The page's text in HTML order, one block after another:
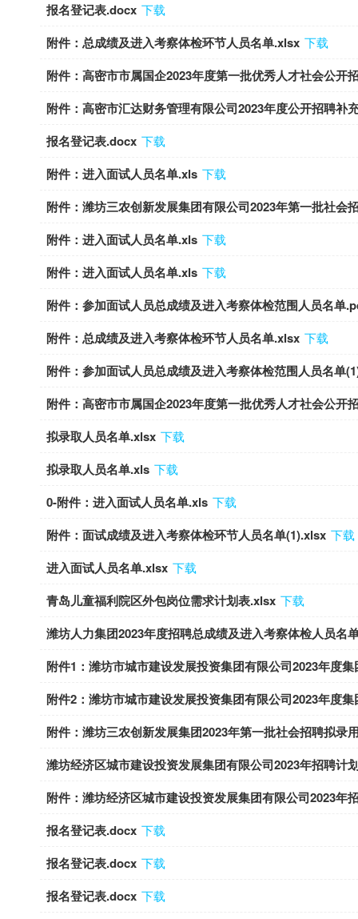
报名登记表.docx 下载
附件：总成绩及进入考察体检环节人员名单.xlsx 下载
附件：高密市市属国企2023年度第一批优秀人才社会公开
附件：高密市汇达财务管理有限公司2023年度公开招聘补
报名登记表.docx 下载
附件：进入面试人员名单.xls 下载
附件：潍坊三农创新发展集团有限公司2023年第一批社会
附件：进入面试人员名单.xls 下载
附件：进入面试人员名单.xls 下载
附件：参加面试人员总成绩及进入考察体检范围人员名单
附件：总成绩及进入考察体检环节人员名单.xlsx 下载
附件：参加面试人员总成绩及进入考察体检范围人员名单
附件：高密市市属国企2023年度第一批优秀人才社会公开
拟录取人员名单.xlsx 下载
拟录取人员名单.xls 下载
0-附件：进入面试人员名单.xls 下载
附件：面试成绩及进入考察体检环节人员名单(1).xlsx 下载
进入面试人员名单.xlsx 下载
青岛儿童福利院区外包岗位需求计划表.xlsx 下载
潍坊人力集团2023年度招聘总成绩及进入考察体检人员名
附件1：潍坊市城市建设发展投资集团有限公司2023年度
附件2：潍坊市城市建设发展投资集团有限公司2023年度
附件：潍坊三农创新发展集团2023年第一批社会招聘拟录
潍坊经济区城市建设投资发展集团有限公司2023年招聘计
附件：潍坊经济区城市建设投资发展集团有限公司2023年
报名登记表.docx 下载
报名登记表.docx 下载
报名登记表.docx 下载